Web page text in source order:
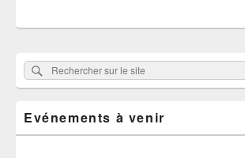
Zone
principale
de
pour
Rechercher :
Rechercher
sur
site
Evénements à venir